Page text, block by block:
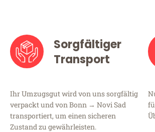
Sorgfältiger
Transport
Ihr Umzugsgut wird von uns sorgfältig
verpackt und von Bonn → Novi Sad
transportiert, um einen sicheren
Zustand zu gewährleisten.